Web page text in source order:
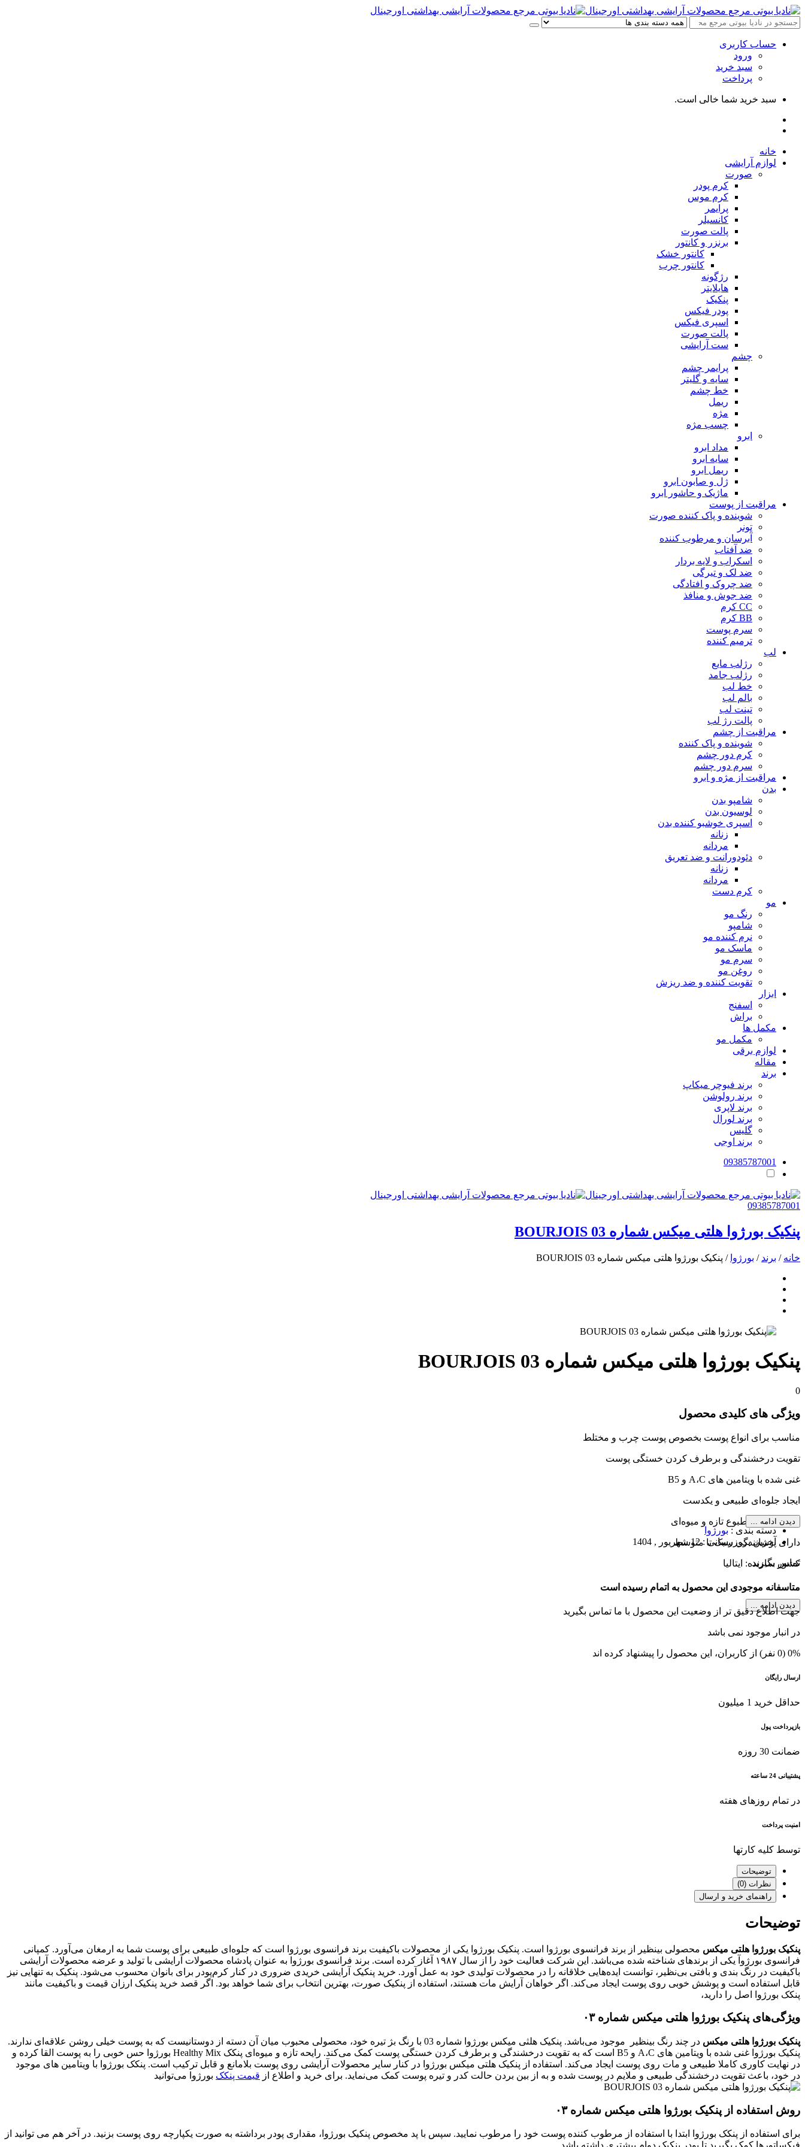
حساب کاربری
ورود
سبد خرید
پرداخت
سبد خرید شما خالی است.
خانه
لوازم آرایشی
صورت
کرم پودر
کرم موس
پرایمر
کانسیلر
پالت صورت
برنزر و کانتور
کانتور خشک
کانتور چرب
رژگونه
هایلایتر
پنکیک
پودر فیکس
اسپری فیکس
پالت صورت
ست آرایشی
چشم
پرایمر چشم
سایه و گلیتر
خط چشم
ریمل
مژه
چسب مژه
ابرو
مداد ابرو
سایه ابرو
ریمل ابرو
ژل و صابون ابرو
ماژیک و حاشور ابرو
مراقبت از پوست
شوینده و پاک کننده صورت
تونر
آبرسان و مرطوب کننده
ضد آفتاب
اسکراب و لایه بردار
ضد لک و تیرگی
ضد چروک و افتادگی
ضد جوش و منافذ
CC کرم
BB کرم
سرم پوست
ترمیم کننده
لب
رژلب مایع
رژلب جامد
خط لب
بالم لب
تینت لب
پالت رژ لب
مراقبت از چشم
شوینده و پاک کننده
کرم دور چشم
سرم دور چشم
مراقبت از مژه و ابرو
بدن
شامپو بدن
لوسیون بدن
اسپری خوشبو کننده بدن
زنانه
مردانه
دئودورانت و ضد تعریق
زنانه
مردانه
کرم دست
مو
رنگ مو
شامپو
نرم کننده مو
ماسک مو
سرم مو
روغن مو
تقویت کننده و ضد ریزش
ابزار
اسفنج
براش
مکمل ها
مکمل مو
لوازم برقی
مقاله
برند
برند فیوچر میکاپ
برند رولوشن
برند لاپری
برند لورال
گلیس
برند اوجی
09385787001
09385787001
پنکیک بورژوا هلتی میکس شماره 03 BOURJOIS
خانه / برند / بورژوا / پنکیک بورژوا هلتی میکس شماره 03 BOURJOIS
پنکیک بورژوا هلتی میکس شماره 03 BOURJOIS
0
ویژگی های کلیدی محصول
مناسب برای انواع پوست بخصوص پوست چرب و مختلط
تقویت درخشندگی و برطرف کردن خستگی پوست
غنی شده با ویتامین های A،C و B5
ایجاد جلوه‌ای طبیعی و یکدست
دارای رایحه مطبوع تازه و میوه‌ای
دارای پوشانندگی سبک تا متوسط
کشور سازنده: ایتالیا
دیدن ادامه ...
دیدن ادامه ...
دسته بندی :بورژوا
آخرین بروزرسانی :12 شهریور , 1404
تماس بگیرید
متاسفانه موجودی این محصول به اتمام رسیده است
جهت اطلاع دقیق تر از وضعیت این محصول با ما تماس بگیرید
در انبار موجود نمی باشد
0% (0 نفر) از کاربران، این محصول را پیشنهاد کرده اند
ارسال رایگان
حداقل خرید 1 میلیون
بازپرداخت پول
ضمانت 30 روزه
پشتیبانی 24 ساعته
در تمام روزهای هفته
امنیت پرداخت
توسط کلیه کارتها
توضیحات
نظرات (0)
راهنمای خرید و ارسال
توضیحات
پنکیک بورژوا هلتی میکس محصولی بینظیر از برند فرانسوی بورژوا است. پنکیک بورژوا یکی از محصولات باکیفیت برند فرانسوی بورژوا است که جلوه‌ای طبیعی برای پوست شما به ارمغان می‌آورد. کمپانی
فرانسوی بورژوآ یکی از برندهای شناخته شده می‌باشد. این شرکت فعالیت خود را از سال ۱۹۸۷ آغاز کرده است. برند فرانسوی بورژوا به عنوان
پادشاه محصولات آرایشی با تولید و عرضه محصولات آرایشی
باکیفیت در رنگ بندی و بافتی بی‌نظیر، توانست ایده‌هایی خلاقانه را در محصولات تولیدی خود به عمل آورد. خرید پنکیک آرایشی خریدی ضروری در کنار کرم‌پودر برای بانوان محسوب می‌شود. پنکیک به تنهایی نیز
قابل استفاده است و پوشش خوبی روی پوست ایجاد می‌کند. اگر خواهان آرایش مات هستند، استفاده از پنکیک صورت، بهترین انتخاب برای شما خواهد بود. اگر قصد خرید پنکیک ارزان قیمت و باکیفیت مانند
پنکک بورژوا اصل را دارید،
ویژگی‌های پنکیک بورژوا هلتی میکس شماره ۰۳
پنکیک بورژوا هلتی میکس
در چند رنگ بینظیر موجود می‌باشد. پنکیک هلثی میکس بورژوا شماره 03 با رنگ بژ تیره خود، محصولی محبوب میان آن دسته از دوستانیست که به پوست خیلی روشن علاقه‌ای ندارند.
پنکیک بورژوا غنی شده با ویتامین های A،C و B5 است که به تقویت درخشندگی و برطرف کردن خستگی پوست کمک می‌کند. رایحه تازه و میوه‌ای پنکک Healthy Mix بورژوا حس خوبی را به پوست القا کرده و
در نهایت کاوری کاملا طبیعی و مات روی پوست ایجاد می‌کند. استفاده از پنکیک هلتی میکس بورژوا در کنار سایر محصولات آرایشی روی پوست بلامانع و قابل ترکیب است. پنکک بورژوا با ویتامین های موجود
در خود، باعث تقویت درخشندگی طبیعی و ملایم در پوست شده و به از بین بردن حالت کدر و تیره پوست کمک می‌نماید. برای خرید و اطلاع از قیمت پنکک بورژوا می‌توانید
روش استفاده از پنکیک بورژوا هلتی میکس شماره ۰۳
برای استفاده از پنکک بورژوا ابتدا با استفاده از مرطوب کننده پوست خود را مرطوب نمایید. سپس با پد مخصوص پنکیک بورژوا، مقداری پودر برداشته به صورت یکپارچه روی پوست بزنید. در آخر هم می توانید از